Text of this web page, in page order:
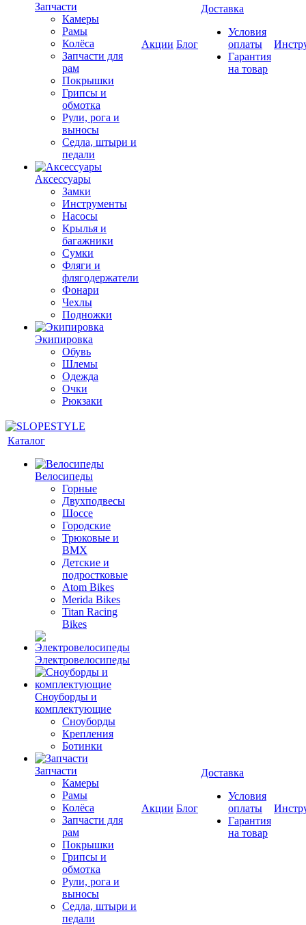
Запчасти
Камеры
Рамы
Колёса
Запчасти для
рам
Покрышки
Грипсы и
обмотка
Рули, рога и
выносы
Седла, штыри и
педали
Аксессуары
Замки
Инструменты
Насосы
Крылья и
багажники
Сумки
Фляги и
флягодержатели
Фонари
Чехлы
Подножки
Экипировка
Обувь
Шлемы
Одежда
Очки
Рюкзаки
Акции Блог
Доставка
Условия
оплаты
Гарантия
на товар
Каталог
Велосипеды
Горные
Двухподвесы
Шоссе
Городские
Трюковые и
BMX
Детские и
подростковые
Atom Bikes
Merida Bikes
Titan Racing
Bikes
Электровелосипеды
Cноуборды и
комплектующие
Сноуборды
Крепления
Ботинки
Запчасти
Камеры
Рамы
Колёса
Запчасти для
рам
Покрышки
Грипсы и
обмотка
Рули, рога и
выносы
Седла, штыри и
педали
Акции Блог
Доставка
Условия
оплаты
Гарантия
на товар